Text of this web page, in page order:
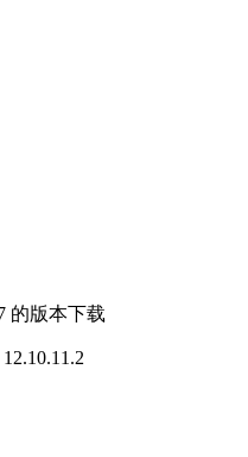
12.10.11.2